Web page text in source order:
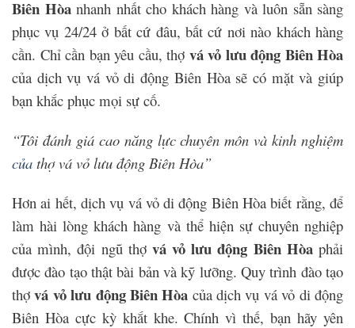
Biên Hòa nhanh nhất cho khách hàng và luôn sẵn sàng
phục vụ 24/24 ở bất cứ đâu, bất cứ nơi nào khách hàng
cần. Chỉ cần bạn yêu cầu, thợ vá vỏ lưu động Biên Hòa
của dịch vụ vá vỏ di động Biên Hòa sẽ có mặt và giúp
bạn khắc phục mọi sự cố.
“Tôi đánh giá cao năng lực chuyên môn và kinh nghiệm
của thợ vá vỏ lưu động Biên Hòa”
Hơn ai hết, dịch vụ vá vỏ di động Biên Hòa biết rằng, để
làm hài lòng khách hàng và thể hiện sự chuyên nghiệp
của mình, đội ngũ thợ vá vỏ lưu động Biên Hòaphải
được đào tạo thật bài bản và kỹ lưỡng. Quy trình đào tạo
thợvá vỏ lưu động Biên Hòa của dịch vụ vá vỏ di động
Biên Hòa cực kỳ khắt khe. Chính vì thế, bạn hãy yên